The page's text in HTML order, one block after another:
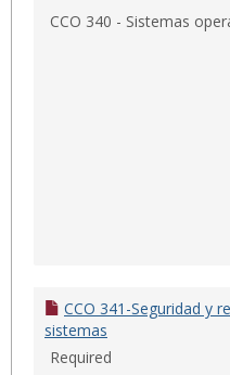
CCO 340 - Sistemas
CCO 341-Seguridad y
sistemas
Required